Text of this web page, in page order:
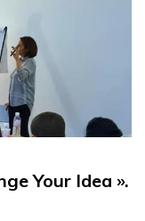
Your Idea ».